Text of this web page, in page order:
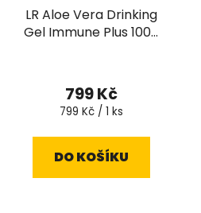
LR Aloe Vera Drinking
Gel Immune Plus 1000
799 Kč
Měrná
799 Kč / 1 ks
DO KOŠÍKU